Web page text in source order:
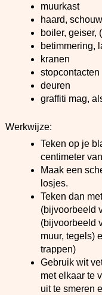
muurkast
haard,
boiler, geiser,
betimmering,
kranen
stopcontacten
deuren
graffiti mag,
Werkwijze:
Teken op je
centimeter
Maak een
losjes.
Teken dan
(bijvoorbeeld
(bijvoorbeeld
muur, tegels)
trappen)
Gebruik wit
met elkaar te
uit te smeren